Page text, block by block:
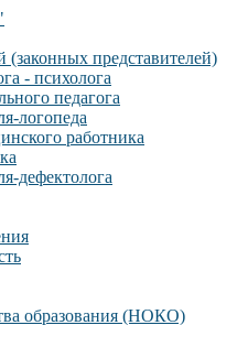
представителей)
- психолога
педагога
логопеда
работника
дефектолога
образования (НОКО)